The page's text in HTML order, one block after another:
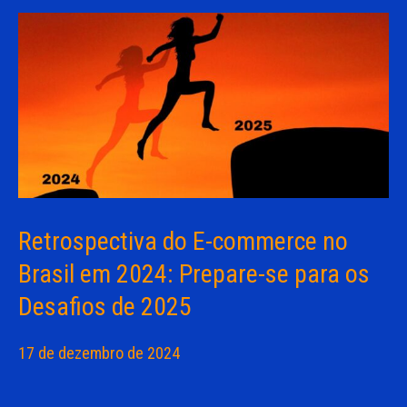
Retrospectiva do E-commerce no
Brasil em 2024: Prepare-se para os
Desafios de 2025
17 de dezembro de 2024